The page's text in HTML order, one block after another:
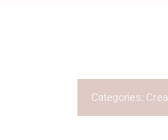
Categories: